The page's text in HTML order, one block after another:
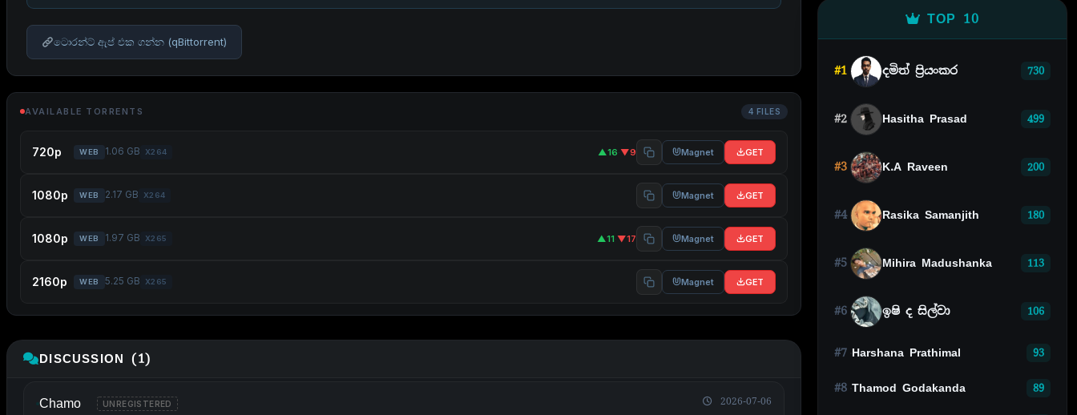
ටොරන්ට් ඇප් එක ගන්න (qBittorrent)
AVAILABLE TORRENTS 4 FILES
720p WEB 1.06 GB X264 ▲16·▼9 Magnet GET
1080p WEB 2.17 GB X264 Magnet GET
1080p WEB 1.97 GB X265 ▲11·▼17 Magnet GET
2160p WEB 5.25 GB X265 Magnet GET
DISCUSSION (1)
Chamo UNREGISTERED 2026-07-06
TOP 10
#1 දමිත් ප්‍රියංකර 730
#2 Hasitha Prasad 499
#3 K.A Raveen 200
#4 Rasika Samanjith 180
#5 Mihira Madushanka 113
#6 ඉෂි ද සිල්වා 106
#7 Harshana Prathimal 93
#8 Thamod Godakanda 89